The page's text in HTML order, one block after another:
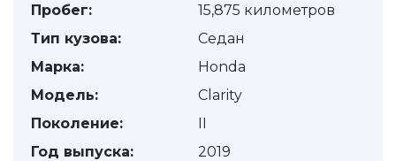
Пробег:
15,875 километров
Тип кузова:
Седан
Марка:
Honda
Модель:
Clarity
Поколение:
II
Год выпуска:
2019